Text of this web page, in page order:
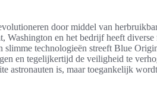
door middel van
en het bedrijf heeft
technologieën streeft Blue
en tegelijkertijd de veiligheid te
astronauten is, maar toegankelijk